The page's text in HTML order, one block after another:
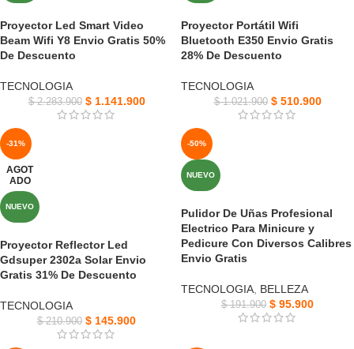
Proyector Led Smart Video
Beam Wifi Y8 Envio Gratis 50%
De Descuento
TECNOLOGIA
$2.283.900 $1.141.900
Proyector Portátil Wifi
Bluetooth E350 Envio Gratis
28% De Descuento
TECNOLOGIA
$1.021.900 $510.900
-31%
AGOT
ADO
NUEVO
Proyector Reflector Led
Gdsuper 2302a Solar Envio
Gratis 31% De Descuento
TECNOLOGIA
$210.900 $ 145.900
-50%
NUEVO
Pulidor De Uñas Profesional
Electrico Para Minicure y
Pedicure Con Diversos Calibres
Envio Gratis
TECNOLOGIA BELLEZA
$191.900 $ 95.900